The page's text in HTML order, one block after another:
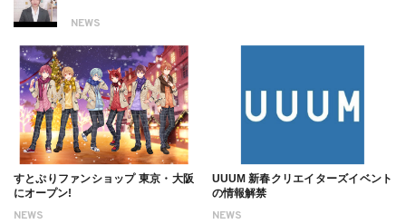
NEWS
NEWS
すとぷりファンショップ 東京・大阪
にオープン!
NEWS
UUUM 新春クリエイターズイベント
の情報解禁